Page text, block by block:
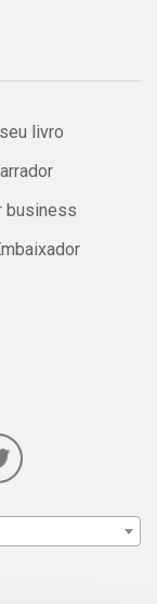
livro
business